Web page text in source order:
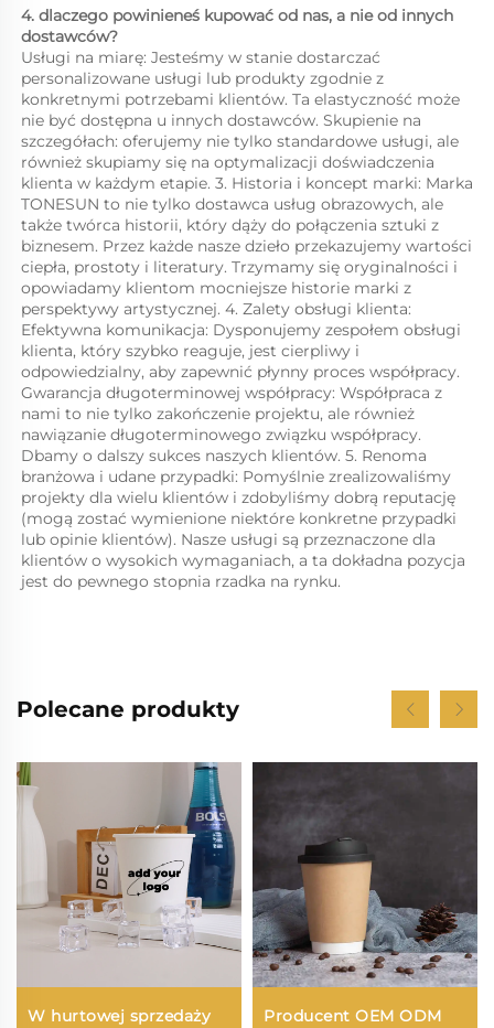
4. dlaczego powinieneś kupować od nas, a nie od innych
dostawców?
Usługi na miarę: Jesteśmy w stanie dostarczać
personalizowane usługi lub produkty zgodnie z
konkretnymi potrzebami klientów. Ta elastyczność może
nie być dostępna u innych dostawców. Skupienie na
szczegółach: oferujemy nie tylko standardowe usługi, ale
również skupiamy się na optymalizacji doświadczenia
klienta w każdym etapie. 3. Historia i koncept marki: Marka
TONESUN to nie tylko dostawca usług obrazowych, ale
także twórca historii, który dąży do połączenia sztuki z
biznesem. Przez każde nasze dzieło przekazujemy wartości
ciepła, prostoty i literatury. Trzymamy się oryginalności i
opowiadamy klientom mocniejsze historie marki z
perspektywy artystycznej. 4. Zalety obsługi klienta:
Efektywna komunikacja: Dysponujemy zespołem obsługi
klienta, który szybko reaguje, jest cierpliwy i
odpowiedzialny, aby zapewnić płynny proces współpracy.
Gwarancja długoterminowej współpracy: Współpraca z
nami to nie tylko zakończenie projektu, ale również
nawiązanie długoterminowego związku współpracy.
Dbamy o dalszy sukces naszych klientów. 5. Renoma
branżowa i udane przypadki: Pomyślnie zrealizowaliśmy
projekty dla wielu klientów i zdobyliśmy dobrą reputację
(mogą zostać wymienione niektóre konkretne przypadki
lub opinie klientów). Nasze usługi są przeznaczone dla
klientów o wysokich wymaganiach, a ta dokładna pozycja
jest do pewnego stopnia rzadka na rynku.
Polecane produkty
W hurtowej sprzedaży
Producent OEM ODM